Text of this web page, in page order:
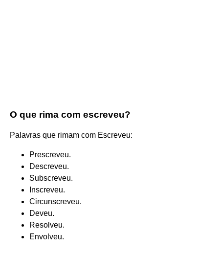
O que rima com escreveu?
Palavras que rimam com Escreveu:
Prescreveu.
Descreveu.
Subscreveu.
Inscreveu.
Circunscreveu.
Deveu.
Resolveu.
Envolveu.